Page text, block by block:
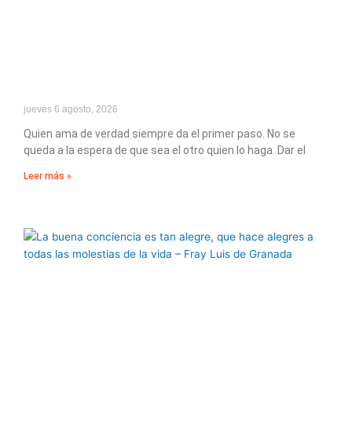
jueves 6 agosto, 2026
Quien ama de verdad siempre da el primer paso. No se
queda a la espera de que sea el otro quien lo haga. Dar el
Leer más »